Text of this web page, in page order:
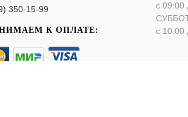
350-15-99
К ОПЛАТЕ:
с 09:00
с 10:00